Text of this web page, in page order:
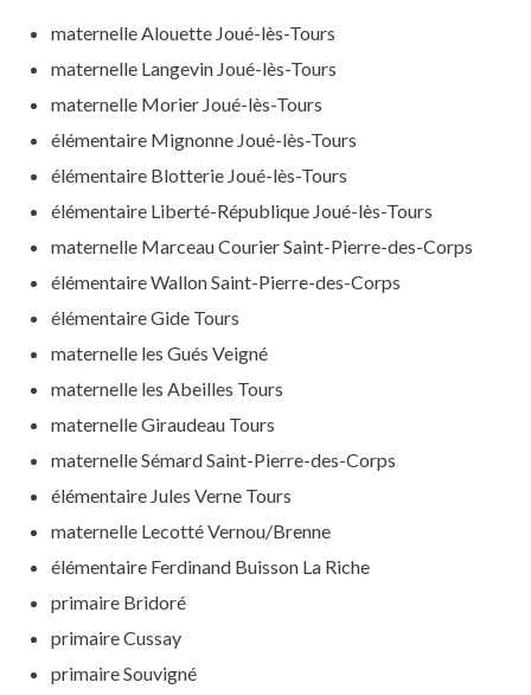
maternelle Alouette Joué-lès-Tours
maternelle Langevin Joué-lès-Tours
maternelle Morier Joué-lès-Tours
élémentaire Mignonne Joué-lès-Tours
élémentaire Blotterie Joué-lès-Tours
élémentaire Liberté-République Joué-lès-Tours
maternelle Marceau Courier Saint-Pierre-des-Corps
élémentaire Wallon Saint-Pierre-des-Corps
élémentaire Gide Tours
maternelle les Gués Veigné
maternelle les Abeilles Tours
maternelle Giraudeau Tours
maternelle Sémard Saint-Pierre-des-Corps
élémentaire Jules Verne Tours
maternelle Lecotté Vernou/Brenne
élémentaire Ferdinand Buisson La Riche
primaire Bridoré
primaire Cussay
primaire Souvigné